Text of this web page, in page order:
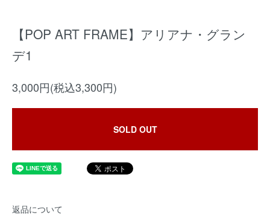
【POP ART FRAME】アリアナ・グラン
デ1
3,000円(税込3,300円)
SOLD OUT
返品について